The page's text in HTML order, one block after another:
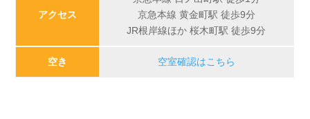
アクセス
京急本線 黄金町駅 徒歩9分
JR根岸線ほか 桜木町駅 徒歩9分
空き 空室確認はこちら